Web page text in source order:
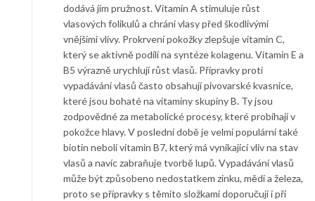
dodává jim pružnost. Vitamin A stimuluje růst
vlasových folikulů a chrání vlasy před škodlivými
vnějšími vlivy. Prokrvení pokožky zlepšuje vitamin C,
který se aktivně podílí na syntéze kolagenu. Vitamin E a
B5 výrazně urychlují růst vlasů. Přípravky proti
vypadávání vlasů často obsahují pivovarské kvasnice,
které jsou bohaté na vitaminy skupiny B. Ty jsou
zodpovědné za metabolické procesy, které probíhají v
pokožce hlavy. V poslední době je velmi populární také
biotin neboli vitamin B7, který má vynikající vliv na stav
vlasů a navíc zabraňuje tvorbě lupů. Vypadávání vlasů
může být způsobeno nedostatkem zinku, mědi a železa,
proto se přípravky s těmito složkami doporučují i při